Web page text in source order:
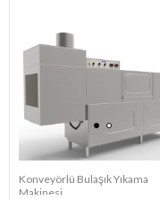
Konveyörlü Bulaşık Yıkama
Makinesi